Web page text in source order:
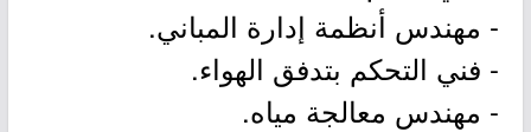
- مهندس أنظمة إدارة المباني.
- فني التحكم بتدفق الهواء.
- مهندس معالجة مياه.